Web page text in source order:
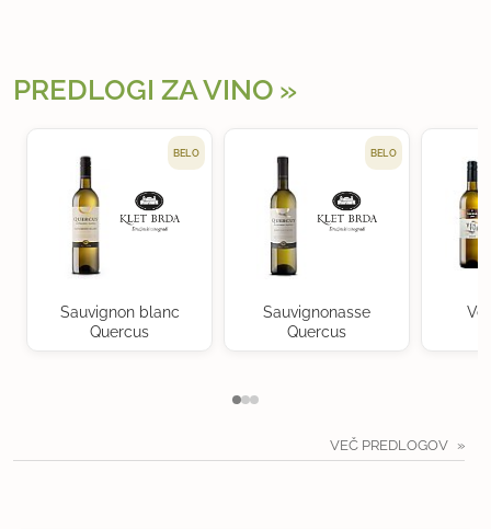
PREDLOGI ZA VINO
BELO
Sauvignon blanc
Quercus
BELO
Sauvignonasse
Quercus
VEČ PREDLOGOV